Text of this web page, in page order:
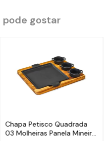
pode gostar
Chapa Petisco Quadrada
03 Molheiras Panela Mineira